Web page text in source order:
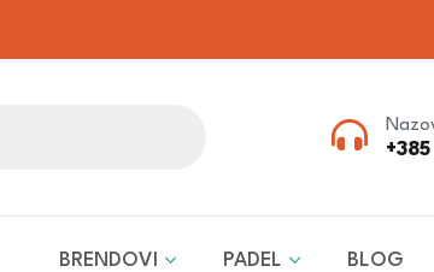
BRENDOVI PADEL BLOG